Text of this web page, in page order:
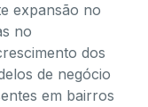
expansão no
no
dos
de negócio
em bairros